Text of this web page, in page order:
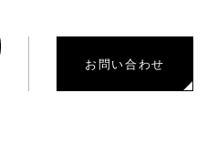
お問い合わせ